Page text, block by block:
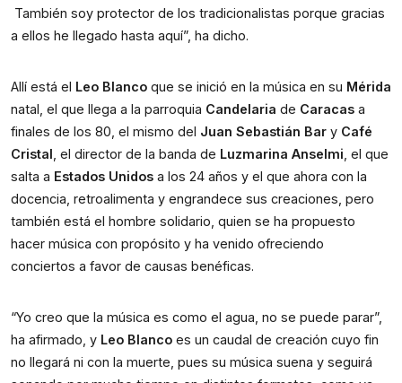
También soy protector de los tradicionalistas porque gracias
a ellos he llegado hasta aquí”, ha dicho.
Allí está el Leo Blanco que se inició en la música en su Mérida
natal, el que llega a la parroquia Candelaria de Caracas a
finales de los 80, el mismo del Juan Sebastián Bar y Café
Cristal , el director de la banda de Luzmarina Anselmi , el que
salta a Estados Unidos a los 24 años y el que ahora con la
docencia, retroalimenta y engrandece sus creaciones, pero
también está el hombre solidario, quien se ha propuesto
hacer música con propósito y ha venido ofreciendo
conciertos a favor de causas benéficas.
“Yo creo que la música es como el agua, no se puede parar”,
ha afirmado, y Leo Blanco es un caudal de creación cuyo fin
no llegará ni con la muerte, pues su música suena y seguirá